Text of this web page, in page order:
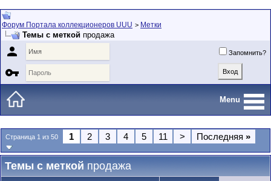
Форум Портала коллекционеров UUU > Метки
Темы с меткой продажа
 Запомнить?

Menu
Страница 1 из 50 1 2 3 4 5 11 > Последняя »
Темы с меткойпродажа